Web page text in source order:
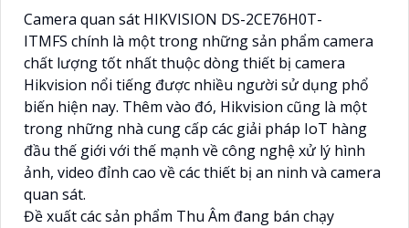
Camera quan sát HIKVISION DS-2CE76H0T-
ITMFS chính là một trong những sản phẩm camera
chất lượng tốt nhất thuộc dòng thiết bị camera
Hikvision nổi tiếng được nhiều người sử dụng phổ
biến hiện nay. Thêm vào đó, Hikvision cũng là một
trong những nhà cung cấp các giải pháp IoT hàng
đầu thế giới với thế mạnh về công nghệ xử lý hình
ảnh, video đỉnh cao về các thiết bị an ninh và camera
quan sát.
Đề xuất các sản phẩm Thu Âm đang bán chạy